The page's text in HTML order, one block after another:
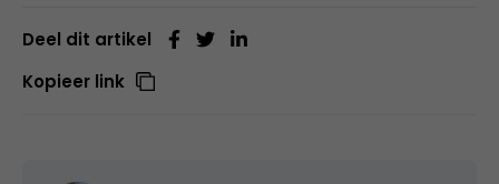
Deel dit artikel
Kopieer link